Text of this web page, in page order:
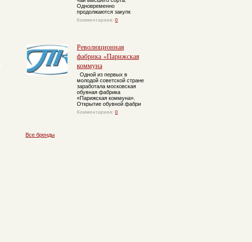
Одновременно
продолжаются закупк
Комментариев: 0
Революционная
фабрика «Парижская
коммуна
Одной из первых в
молодой советской стране
заработала московская
обувная фабрика
«Парижская коммуна».
Открытие обувной фабри
Комментариев: 0
Все бренды